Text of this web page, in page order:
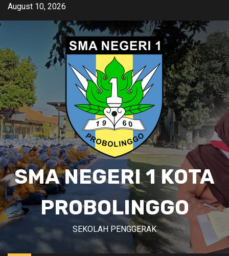
SkipAugust 10, 2026
SMA NEGERI 1 KOTA
PROBOLINGGO
SEKOLAH PENGGERAK